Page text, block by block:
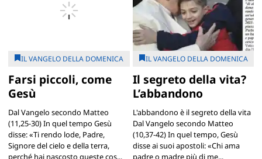
IL VANGELO DELLA DOMENICA
Farsi piccoli, come
Gesù
Dal Vangelo secondo Matteo
(11,25-30) In quel tempo Gesù
disse: «Ti rendo lode, Padre,
Signore del cielo e della terra,
perché hai nascosto queste cos...
IL VANGELO DELLA DOMENICA
Il segreto della vita?
L’abbandono
L'abbandono è il segreto della vita
Dal Vangelo secondo Matteo
(10,37-42) In quel tempo, Gesù
disse ai suoi apostoli: «Chi ama
padre o madre più di me...